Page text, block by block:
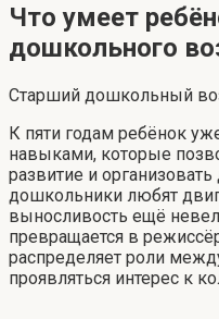
Что умеет
дошкольного
Старший дошкольный
К пяти годам ребёнок
навыками, которые
развитие и
дошкольники любят
выносливость ещё
превращается в
распределяет роли
проявляться интерес к